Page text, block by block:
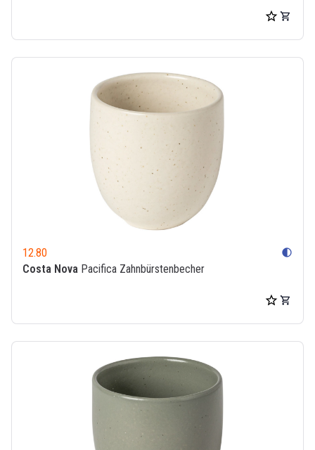
12.80 contrast
Costa Nova Pacifica Zahnbürstenbecher